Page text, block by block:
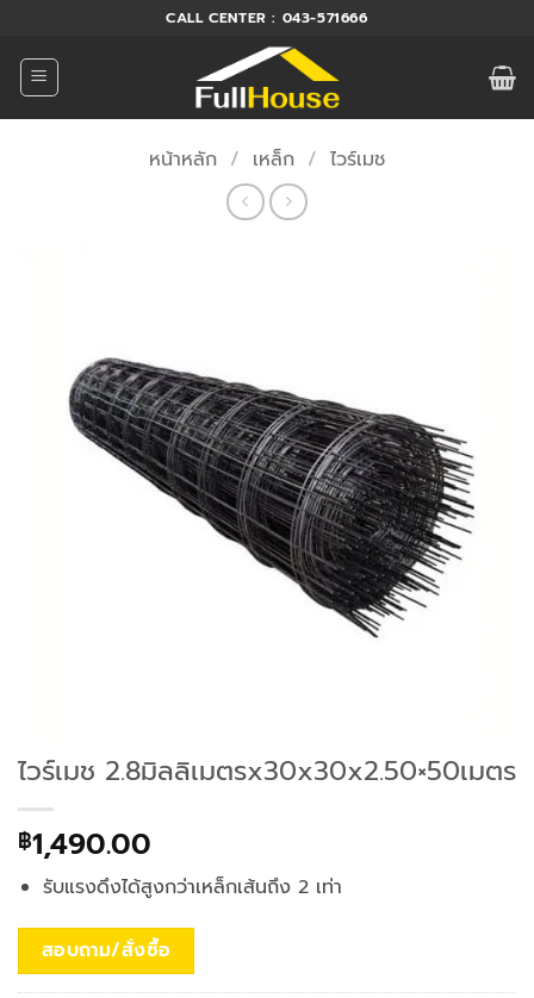
ยัง
เนื้อหา
CALL CENTER : 043-571666
หน้าหลัก / เหล็ก / ไวร์เมช
ไวร์เมช 2.8มิลลิเมตรx30x30x2.50×50เมตร
฿1,490.00
รับแรงดึงได้สูงกว่าเหล็กเส้นถึง 2 เท่า
สอบถาม/สั่งซื้อ